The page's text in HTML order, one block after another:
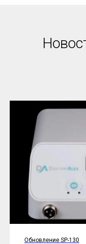
Обновление SP-130